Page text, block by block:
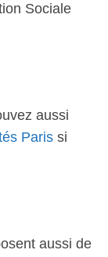
Sociale
aussi
Paris si
aussi de